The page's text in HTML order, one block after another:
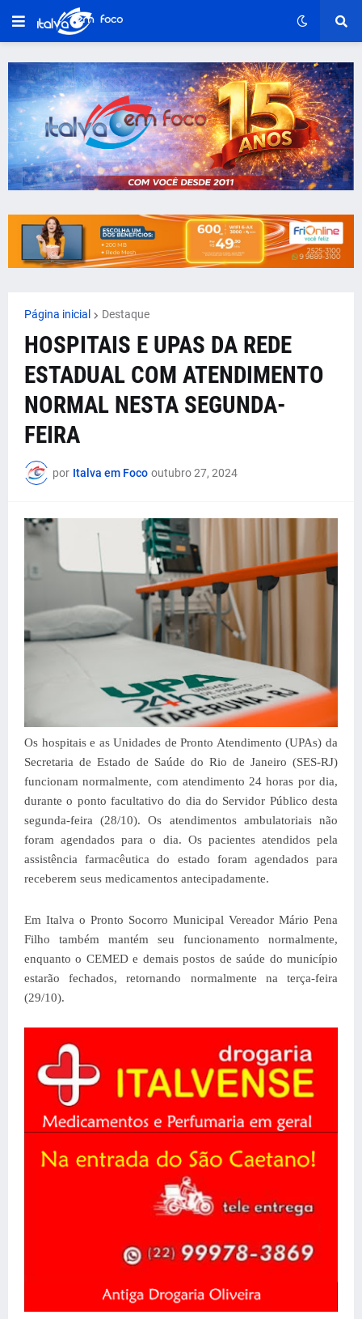
Página inicial Destaque
HOSPITAIS E UPAS DA REDE
ESTADUAL COM ATENDIMENTO
NORMAL NESTA SEGUNDA-
FEIRA
por Italva em Foco outubro 27, 2024
Os hospitais e as Unidades de Pronto Atendimento (UPAs) da
Secretaria de Estado de Saúde do Rio de Janeiro (SES-RJ)
funcionam normalmente, com atendimento 24 horas por dia,
durante o ponto facultativo do dia do Servidor Público desta
segunda-feira (28/10). Os atendimentos ambulatoriais não
foram agendados para o dia. Os pacientes atendidos pela
assistência farmacêutica do estado foram agendados para
receberem seus medicamentos antecipadamente.
Em Italva o Pronto Socorro Municipal Vereador Mário Pena
Filho também mantém seu funcionamento normalmente,
enquanto o CEMED e demais postos de saúde do município
estarão fechados, retornando normalmente na terça-feira
(29/10).